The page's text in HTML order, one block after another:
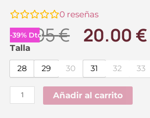
0 reseñas
-39% Dto.
32.95€ El
original
era:
32.95 €.
20.00 €El
Talla
28 29 30 31 32 33
B&W
Sandalias
Platino
cantidad
Añadir al carrito